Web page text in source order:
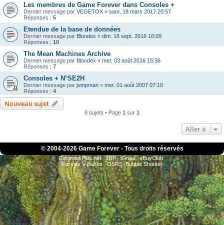
Les membres de Game Forever dans Consoles +
Dernier message par VEGETOX « sam. 18 mars 2017 20:57
Réponses : 5
Etendue de la base de données
Dernier message par Blondex « dim. 18 sept. 2016 16:09
Réponses : 10
The Mean Machines Archive
Dernier message par Blondex « mer. 03 août 2016 15:36
Réponses : 7
Consoles + N°SE2H
Dernier message par jumpman « mer. 01 août 2007 07:10
Réponses : 4
Nouveau sujet
8 sujets • Page 1 sur 1
Aller à
© 2004-2026 Game Forever - Tous droits réservés
ConsolesPlus.net 1UP iGraal
eBuyClub
Fortnite V-Bucks
OSRS Bubble Shooter